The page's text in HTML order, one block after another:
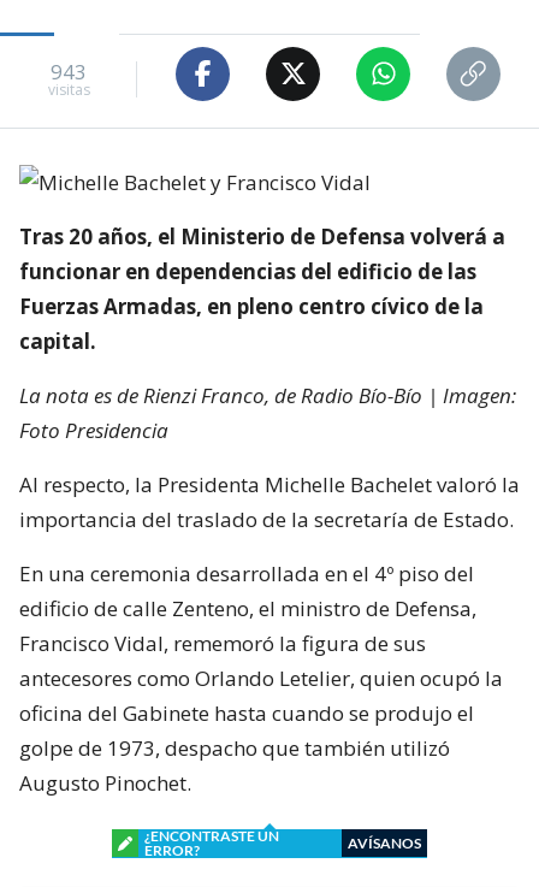
943
visitas
Tras 20 años, el Ministerio de Defensa volverá a
funcionar en dependencias del edificio de las
Fuerzas Armadas, en pleno centro cívico de la
capital.
La nota es de Rienzi Franco, de Radio Bío-Bío | Imagen:
Foto Presidencia
Al respecto, la Presidenta Michelle Bachelet valoró la
importancia del traslado de la secretaría de Estado.
En una ceremonia desarrollada en el 4º piso del
edificio de calle Zenteno, el ministro de Defensa,
Francisco Vidal, rememoró la figura de sus
antecesores como Orlando Letelier, quien ocupó la
oficina del Gabinete hasta cuando se produjo el
golpe de 1973, despacho que también utilizó
Augusto Pinochet.
¿ENCONTRASTE UN
ERROR?
AVÍSANOS